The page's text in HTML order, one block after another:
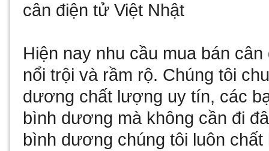
cân điện tử Việt Nhật
Hiện nay nhu cầu mua bán
nổi trội và rầm rộ. Chúng tôi
dương chất lượng uy tín, các
bình dương mà không cần đi
bình dương chúng tôi luôn